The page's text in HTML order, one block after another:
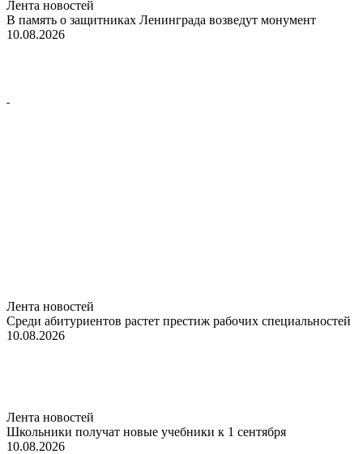
Лента новостей
В память о защитниках Ленинграда возведут монумент
10.08.2026
Лента новостей
Среди абитуриентов растет престиж рабочих специальностей
10.08.2026
Лента новостей
Школьники получат новые учебники к 1 сентября
10.08.2026